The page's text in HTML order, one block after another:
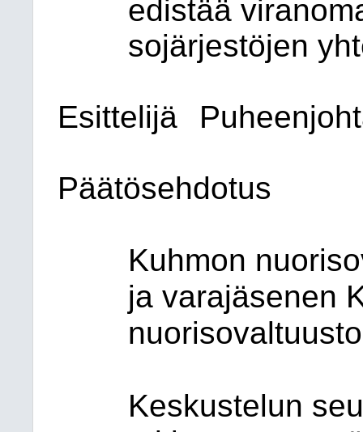
edistää virano
sojärjestöjen yh
Esittelijä
Päätösehdotus
Kuhmon
ja varajäsenen
Keskustelun